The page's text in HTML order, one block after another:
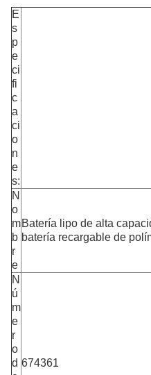
E
s
p
e
ci
fi
c
a
ci
o
n
e
s:
N
o
m
b
r
e
Batería lipo de alta
batería recargable de
N
ú
m
e
r
o
d 674361